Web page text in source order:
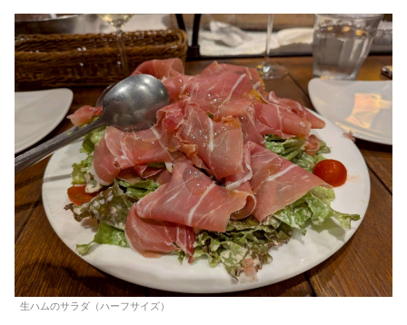
生ハムのサラダ（ハーフサイズ）